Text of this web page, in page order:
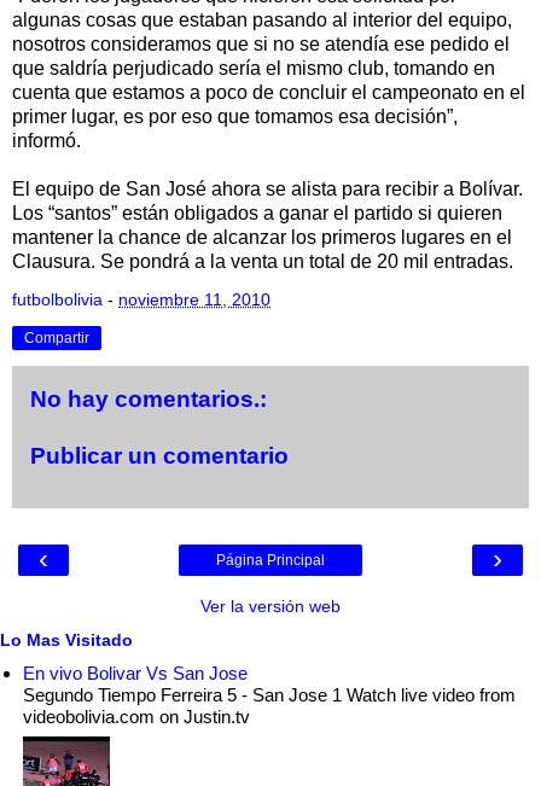
algunas cosas que estaban pasando al interior del equipo,
nosotros consideramos que si no se atendía ese pedido el
que saldría perjudicado sería el mismo club, tomando en
cuenta que estamos a poco de concluir el campeonato en el
primer lugar, es por eso que tomamos esa decisión”,
informó.
El equipo de San José ahora se alista para recibir a Bolívar.
Los “santos” están obligados a ganar el partido si quieren
mantener la chance de alcanzar los primeros lugares en el
Clausura. Se pondrá a la venta un total de 20 mil entradas.
futbolbolivia - noviembre 11, 2010
Compartir
No hay comentarios.:
Publicar un comentario
‹ ›
Página Principal
Ver la versión web
Lo Mas Visitado
En vivo Bolivar Vs San Jose
Segundo Tiempo Ferreira 5 - San Jose 1 Watch live video from
videobolivia.com on Justin.tv